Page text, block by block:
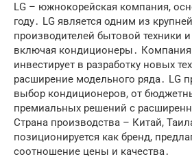
LG – южнокорейская компания,
году․ LG является одним из
производителей бытовой техники
включая кондиционеры․ Компания
инвестирует в разработку новых
расширение модельного ряда․ LG
выбор кондиционеров, от
премиальных решений с
Страна производства – Китай,
позиционируется как бренд,
соотношение цены и качества․